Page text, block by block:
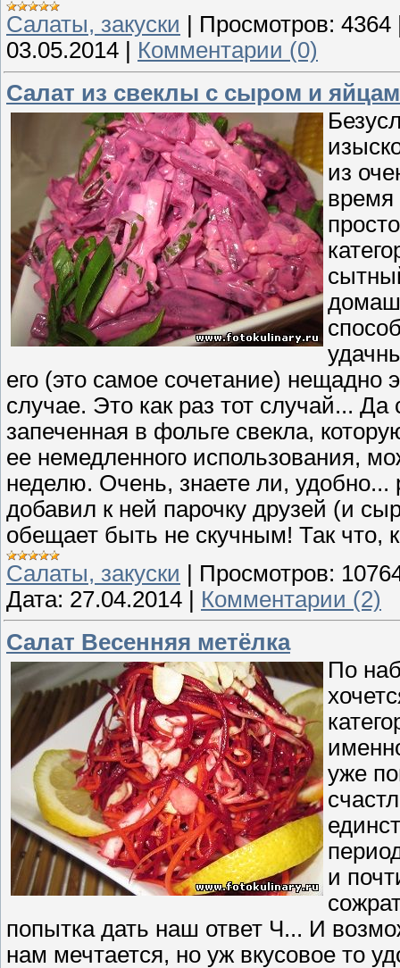
Cалаты, закуски
Просмотров: 4364
03.05.2014
Комментарии (0)
Салат из свеклы с сыром и
из
время
его (это самое сочетание)
случае. Это как раз тот случай...
запеченная в фольге свекла,
ее немедленного использования,
неделю. Очень, знаете ли, удобно...
добавил к ней парочку друзей (и
обещает быть не скучным! Так что,
Cалаты, закуски
Просмотров:
Дата: 27.04.2014
Комментарии (2)
Салат Весенняя метёлка
По
уже
и
попытка дать наш ответ Ч... И
нам мечтается, но уж вкусовое то